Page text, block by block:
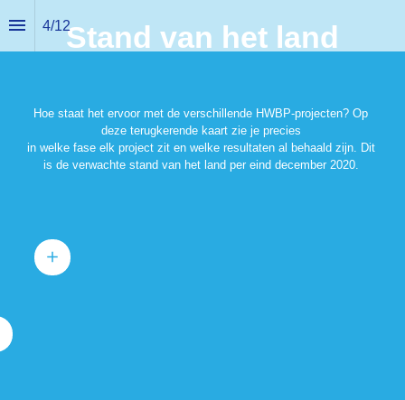
4/12Stand van het land
Hoe staat het ervoor met de verschillende HWBP-projecten? Op
deze terugkerende kaart zie je precies
in welke fase elk project zit en welke resultaten al behaald zijn. Dit
is de verwachte stand van het land per eind december 2020.